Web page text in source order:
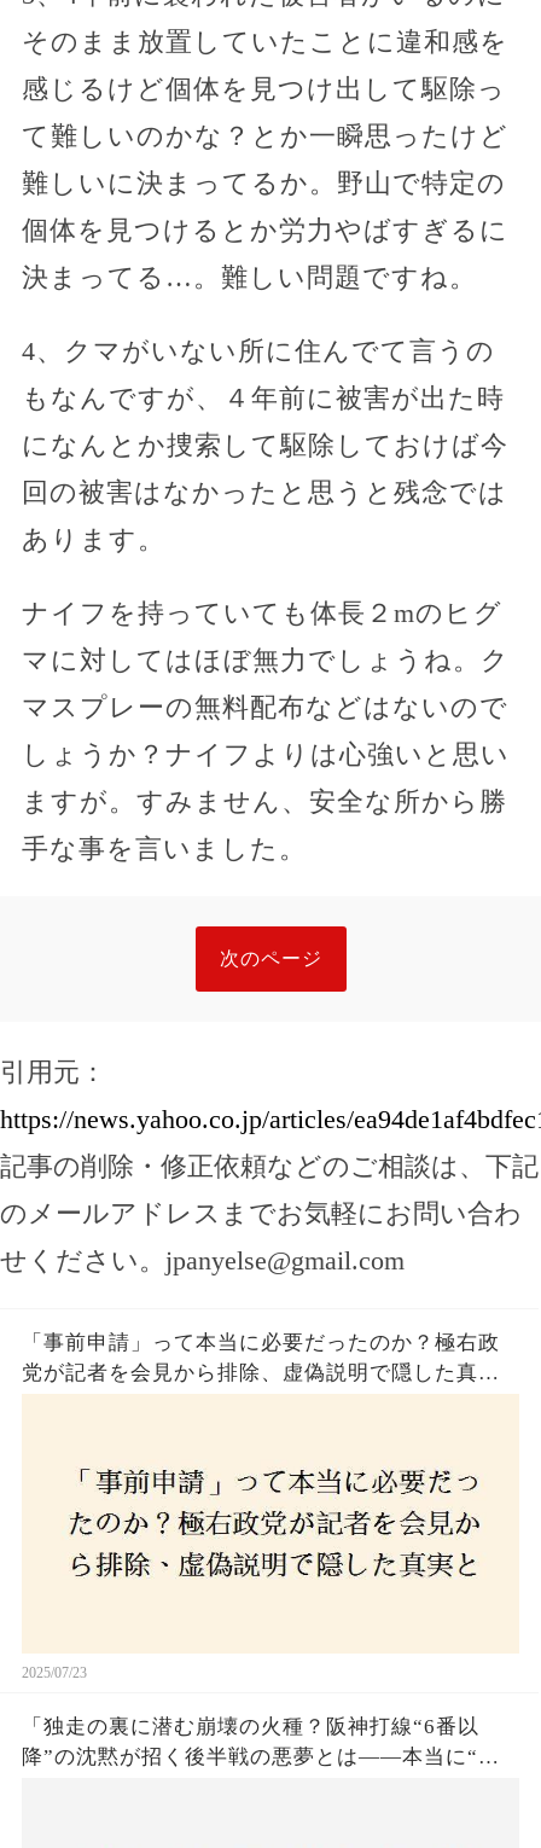
そのまま放置していたことに違和感を
感じるけど個体を見つけ出して駆除っ
て難しいのかな？とか一瞬思ったけど
難しいに決まってるか。野山で特定の
個体を見つけるとか労力やばすぎるに
決まってる…。難しい問題ですね。
4、クマがいない所に住んでて言うの
もなんですが、４年前に被害が出た時
になんとか捜索して駆除しておけば今
回の被害はなかったと思うと残念では
あります。
ナイフを持っていても体長２mのヒグ
マに対してはほぼ無力でしょうね。ク
マスプレーの無料配布などはないので
しょうか？ナイフよりは心強いと思い
ますが。すみません、安全な所から勝
手な事を言いました。
次のページ
引用元：
https://news.yahoo.co.jp/articles/
記事の削除・修正依頼などのご相談は、下記
のメールアドレスまでお気軽にお問い合わ
せください。 jpanyelse@gmail.com
「事前申請」って本当に必要だったのか？極右政
党が記者を会見から排除、虚偽説明で隠した真実
2025/07/23
「独走の裏に潜む崩壊の火種？阪神打線“6番以
降”の沈黙が招く後半戦の悪夢とは——本当に“強